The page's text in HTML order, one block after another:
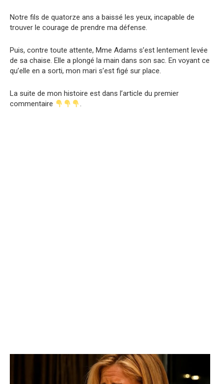
Notre fils de quatorze ans a baissé les yeux, incapable de
trouver le courage de prendre ma défense.
Puis, contre toute attente, Mme Adams s’est lentement levée
de sa chaise. Elle a plongé la main dans son sac. En voyant ce
qu’elle en a sorti, mon mari s’est figé sur place.
La suite de mon histoire est dans l’article du premier
commentaire
.